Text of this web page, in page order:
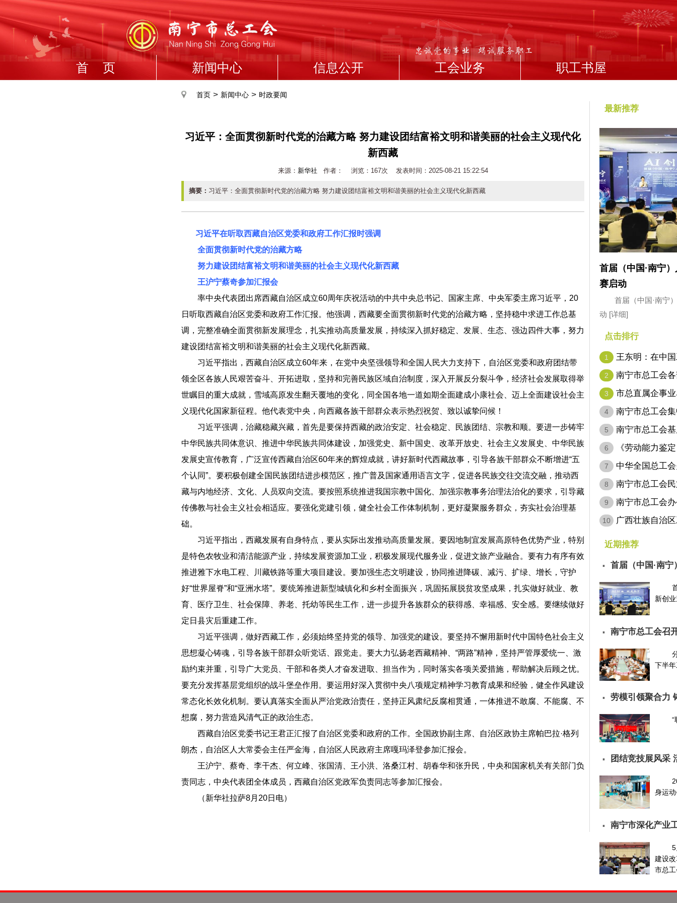
首 页 新闻中心 信息公开 工会业务 职工书屋
首页 > 新闻中心 > 时政要闻
习近平：全面贯彻新时代党的治藏方略 努力建设团结富裕文明和谐美丽的社会主义现代化
新西藏
来源： 新华社 作者： 浏览： 167次 发表时间：2025-08-21 15:22:54
摘要： 习近平：全面贯彻新时代党的治藏方略 努力建设团结富裕文明和谐美丽的社会主义现代化新西藏
习近平在听取西藏自治区党委和政府工作汇报时强调
全面贯彻新时代党的治藏方略
努力建设团结富裕文明和谐美丽的社会主义现代化新西藏
王沪宁蔡奇参加汇报会
率中央代表团出席西藏自治区成立60周年庆祝活动的中共中央总书记、国家主席、中央军委主席习近平，20
日听取西藏自治区党委和政府工作汇报。他强调，西藏要全面贯彻新时代党的治藏方略，坚持稳中求进工作总基
调，完整准确全面贯彻新发展理念，扎实推动高质量发展，持续深入抓好稳定、发展、生态、强边四件大事，努力
建设团结富裕文明和谐美丽的社会主义现代化新西藏。
习近平指出，西藏自治区成立60年来，在党中央坚强领导和全国人民大力支持下，自治区党委和政府团结带
领全区各族人民艰苦奋斗、开拓进取，坚持和完善民族区域自治制度，深入开展反分裂斗争，经济社会发展取得举
世瞩目的重大成就，雪域高原发生翻天覆地的变化，同全国各地一道如期全面建成小康社会、迈上全面建设社会主
义现代化国家新征程。他代表党中央，向西藏各族干部群众表示热烈祝贺、致以诚挚问候！
习近平强调，治藏稳藏兴藏，首先是要保持西藏的政治安定、社会稳定、民族团结、宗教和顺。要进一步铸牢
中华民族共同体意识、推进中华民族共同体建设，加强党史、新中国史、改革开放史、社会主义发展史、中华民族
发展史宣传教育，广泛宣传西藏自治区60年来的辉煌成就，讲好新时代西藏故事，引导各族干部群众不断增进“五
个认同”。要积极创建全国民族团结进步模范区，推广普及国家通用语言文字，促进各民族交往交流交融，推动西
藏与内地经济、文化、人员双向交流。要按照系统推进我国宗教中国化、加强宗教事务治理法治化的要求，引导藏
传佛教与社会主义社会相适应。要强化党建引领，健全社会工作体制机制，更好凝聚服务群众，夯实社会治理基
础。
习近平指出，西藏发展有自身特点，要从实际出发推动高质量发展。要因地制宜发展高原特色优势产业，特别
是特色农牧业和清洁能源产业，持续发展资源加工业，积极发展现代服务业，促进文旅产业融合。要有力有序有效
推进雅下水电工程、川藏铁路等重大项目建设。要加强生态文明建设，协同推进降碳、减污、扩绿、增长，守护
好“世界屋脊”和“亚洲水塔”。要统筹推进新型城镇化和乡村全面振兴，巩固拓展脱贫攻坚成果，扎实做好就业、教
育、医疗卫生、社会保障、养老、托幼等民生工作，进一步提升各族群众的获得感、幸福感、安全感。要继续做好
定日县灾后重建工作。
习近平强调，做好西藏工作，必须始终坚持党的领导、加强党的建设。要坚持不懈用新时代中国特色社会主义
思想凝心铸魂，引导各族干部群众听党话、跟党走。要大力弘扬老西藏精神、“两路”精神，坚持严管厚爱统一、激
励约束并重，引导广大党员、干部和各类人才奋发进取、担当作为，同时落实各项关爱措施，帮助解决后顾之忧。
要充分发挥基层党组织的战斗堡垒作用。要运用好深入贯彻中央八项规定精神学习教育成果和经验，健全作风建设
常态化长效化机制。要认真落实全面从严治党政治责任，坚持正风肃纪反腐相贯通，一体推进不敢腐、不能腐、不
想腐，努力营造风清气正的政治生态。
西藏自治区党委书记王君正汇报了自治区党委和政府的工作。全国政协副主席、自治区政协主席帕巴拉·格列
朗杰，自治区人大常委会主任严金海，自治区人民政府主席嘎玛泽登参加汇报会。
王沪宁、蔡奇、李干杰、何立峰、张国清、王小洪、洛桑江村、胡春华和张升民，中央和国家机关有关部门负
责同志，中央代表团全体成员，西藏自治区党政军负责同志等参加汇报会。
（新华社拉萨8月20日电）
最新推荐
首届（中国·南宁
赛启动
首届（中国·南宁
动 [详细]
点击排行
1
王东明：在中
代表…
2 南宁市总工会
3 市总直属企事
4 南宁市总工会
5
南宁市总工会
名…
6
《劳动能力鉴
病…
7
中华全国总工
会…
8 南宁市总工会
9
南宁市总工会
层…
10
广西壮族自治
定…
近期推荐
▪
首届（中国·南
请…
新创
▪ 南宁市总工会召
下半
▪ 劳模引领聚合力
“
▪ 团结竞技展风
身运
▪ 南宁市深化产业
建设
市总